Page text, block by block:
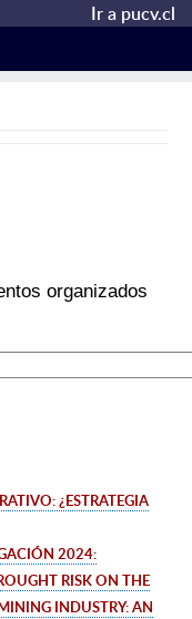
Ir a pucv.cl
organizados
¿ESTRATEGIA
2024:
RISK ON THE
INDUSTRY: AN